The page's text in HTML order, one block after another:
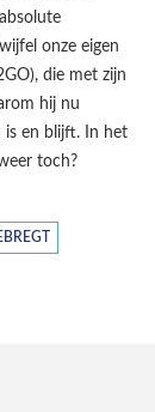
onze eigen
die met zijn
hij nu
is en blijft. In het
toch?